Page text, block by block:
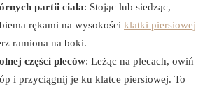
partii ciała: Stojąc lub siedząc,
rękami na wysokości klatki piersiowej
ramiona na boki.
części pleców: Leżąc na plecach, owiń
i przyciągnij je ku klatce piersiowej. To